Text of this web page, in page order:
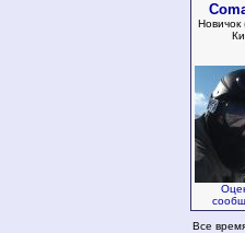
Новичок
Все